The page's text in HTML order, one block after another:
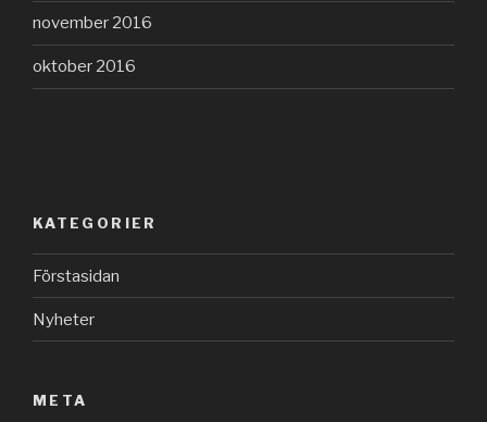
november 2016
oktober 2016
KATEGORIER
Förstasidan
Nyheter
META